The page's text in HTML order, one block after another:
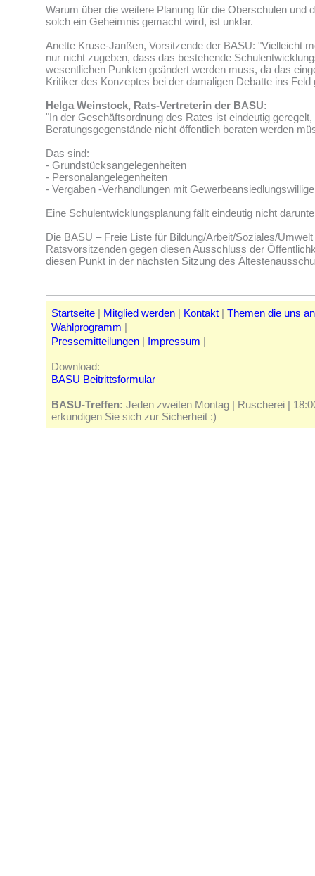
Warum über die weitere Planung für die Oberschulen und
solch ein Geheimnis gemacht wird, ist unklar.
Anette Kruse-Janßen, Vorsitzende der BASU: "Vielleicht
nur nicht zugeben, dass das bestehende
wesentlichen Punkten geändert werden muss, da das
Kritiker des Konzeptes bei der damaligen Debatte ins Feld
Helga Weinstock, Rats-Vertreterin der BASU:
"In der Geschäftsordnung des Rates ist eindeutig
Beratungsgegenstände nicht öffentlich beraten werden
Das sind:
- Grundstücksangelegenheiten
- Personalangelegenheiten
- Vergaben -Verhandlungen mit
Eine Schulentwicklungsplanung fällt eindeutig nicht
Die BASU – Freie Liste für Bildung/Arbeit/Soziales/
Ratsvorsitzenden gegen diesen Ausschluss der
diesen Punkt in der nächsten Sitzung des
Startseite | Mitglied werden | Kontakt | Themen die uns
Wahlprogramm |
Pressemitteilungen | Impressum |
Download:
BASU Beitrittsformular
BASU-Treffen: Jeden zweiten Montag | Ruscherei |
erkundigen Sie sich zur Sicherheit :)